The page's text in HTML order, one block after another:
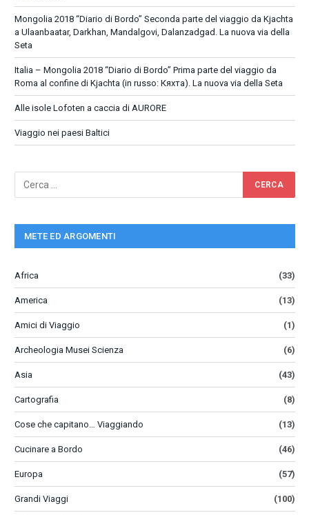
Mongolia 2018 “Diario di Bordo” Seconda parte del viaggio da Kjachta
a Ulaanbaatar, Darkhan, Mandalgovi, Dalanzadgad. La nuova via della
Seta
Italia – Mongolia 2018 “Diario di Bordo” Prima parte del viaggio da
Roma al confine di Kjachta (in russo: Кяхта). La nuova via della Seta
Alle isole Lofoten a caccia di AURORE
Viaggio nei paesi Baltici
METE ED ARGOMENTI
Africa (33)
America (13)
Amici di Viaggio (1)
Archeologia Musei Scienza (6)
Asia (43)
Cartografia (8)
Cose che capitano… Viaggiando (13)
Cucinare a Bordo (46)
Europa (57)
Grandi Viaggi (100)